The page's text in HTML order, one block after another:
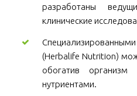
разработаны
клинические
(Herbalife Nutrition)
обогатив
нутриентами.